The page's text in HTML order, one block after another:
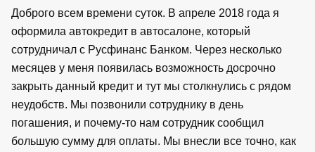
Доброго всем времени суток. В апреле 2018 года я
оформила автокредит в автосалоне, который
сотрудничал с Русфинанс Банком. Через несколько
месяцев у меня появилась возможность досрочно
закрыть данный кредит и тут мы столкнулись с рядом
неудобств. Мы позвонили сотруднику в день
погашения, и почему-то нам сотрудник сообщил
большую сумму для оплаты. Мы внесли все точно, как